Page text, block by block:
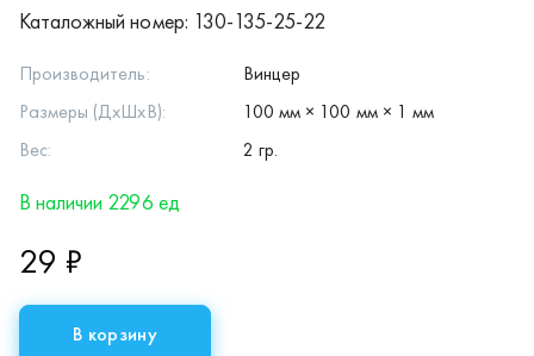
Каталожный номер: 130-135-25-22
Производитель:
Винцер
Размеры (ДхШхВ):
100 мм × 100 мм × 1 мм
Вес:
2 гр.
В наличии 2296 ед
29 ₽
В корзину